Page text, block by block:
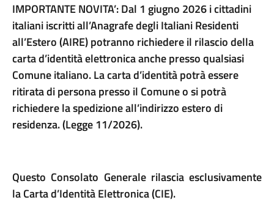
IMPORTANTE NOVITA’: Dal 1 giugno 2026 i cittadini
italiani iscritti all’Anagrafe degli Italiani Residenti
all’Estero (AIRE) potranno richiedere il rilascio della
carta d’identità elettronica anche presso qualsiasi
Comuneitaliano. La carta d’identità potrà essere
ritirata di persona presso il Comune o si potrà
richiedere la spedizione all’indirizzo estero di
residenza. (Legge 11/2026).
Questo Consolato Generale rilascia esclusivamente
la Carta d’Identità Elettronica (CIE).